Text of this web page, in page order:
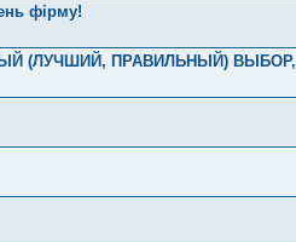
фірму!
(ЛУЧШИЙ, ПРАВИЛЬНЫЙ) ВЫБОР,